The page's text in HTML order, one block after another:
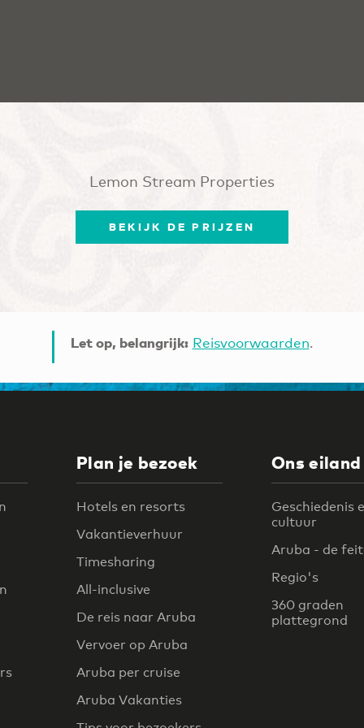
Lemon Stream Properties
BEKIJK DE PRIJZEN
Let op, belangrijk: Reisvoorwaarden.
Plan je bezoek
Hotels en resorts
Vakantieverhuur
Timesharing
All-inclusive
De reis naar Aruba
Vervoer op Aruba
Aruba per cruise
Aruba Vakanties
Ons eiland
Geschiedenis
cultuur
Aruba - de
Regio's
360 graden
plattegrond